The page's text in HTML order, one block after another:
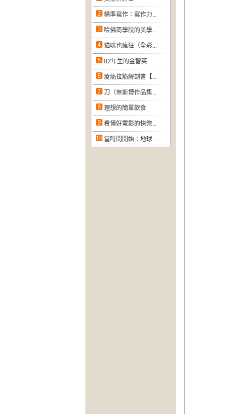
精準寫作：寫作力...
哈佛商學院的美學...
貓咪也瘋狂（全彩...
82年生的金智英
痠痛拉筋解剖書【...
刀（奈斯博作品集...
理想的簡單飲食
看懂好電影的快樂...
當時間開始：地球...